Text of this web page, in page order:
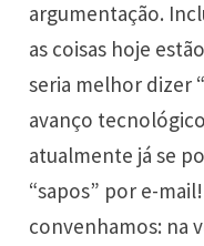
argumentação.
as coisas hoje
seria melhor dizer
avanço
atualmente já se
“sapos” por e-
convenhamos: na